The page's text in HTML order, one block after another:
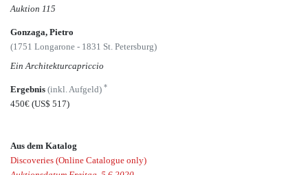
Auktion 115
Gonzaga, Pietro
(1751 Longarone - 1831 St. Petersburg)
Ein Architekturcapriccio
Ergebnis (inkl. Aufgeld) *
450€ (US$ 517)
Aus dem Katalog
Discoveries (Online Catalogue only)